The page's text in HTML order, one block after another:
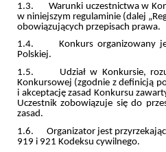
1.3. Warunki uczestnictwa w
w niniejszym regulaminie (dalej
obowiązujących przepisach prawa.
1.4. Konkurs organizowany
Polskiej.
1.5. Udział w Konkursie,
Konkursowej (zgodnie z definicją
i akceptację zasad Konkursu
Uczestnik zobowiązuje się do
zasad.
1.6. Organizator jest
919 i 921 Kodeksu cywilnego.